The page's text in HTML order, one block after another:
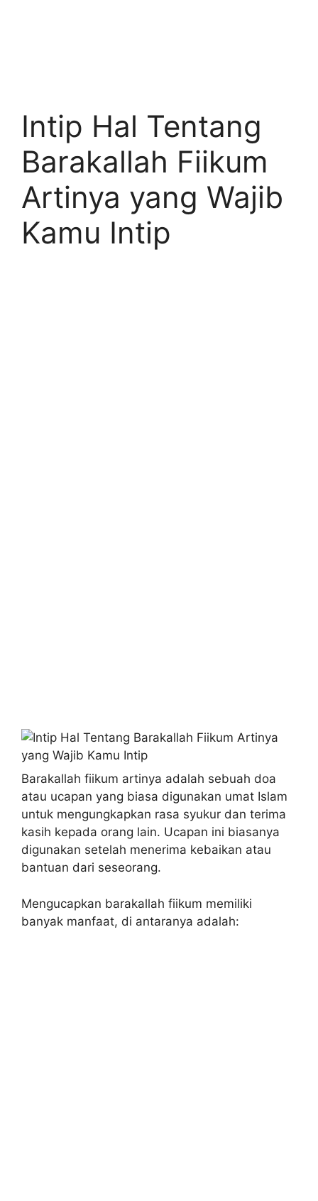
Intip Hal Tentang
Barakallah Fiikum
Artinya yang Wajib
Kamu Intip
Barakallah fiikum artinya adalah sebuah doa
atau ucapan yang biasa digunakan umat Islam
untuk mengungkapkan rasa syukur dan terima
kasih kepada orang lain. Ucapan ini biasanya
digunakan setelah menerima kebaikan atau
bantuan dari seseorang.
Mengucapkan barakallah fiikum memiliki
banyak manfaat, di antaranya adalah: